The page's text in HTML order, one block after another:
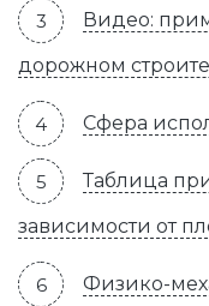
Видео:
дорожном
Сфера
Таблица
зависимости от
Физико-